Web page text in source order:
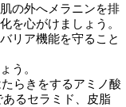
の外へメラニンを排
を心がけましょう。
リア機能を守ること
う。
らきをするアミノ酸
るセラミド、皮脂